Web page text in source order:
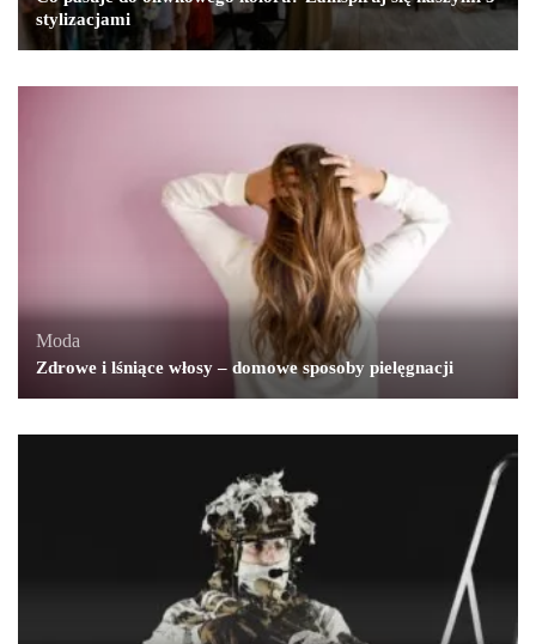
stylizacjami
Moda
Zdrowe i lśniące włosy – domowe sposoby pielęgnacji